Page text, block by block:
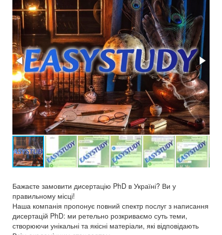
Бажаєте замовити дисертацію PhD в Україні? Ви у
правильному місці!
Наша компанія пропонує повний спектр послуг з написання
дисертацій PhD: ми ретельно розкриваємо суть теми,
створюючи унікальні та якісні матеріали, які відповідають